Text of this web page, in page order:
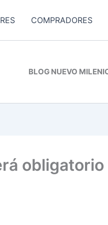
COMPRADORES
BLOG NUEVO